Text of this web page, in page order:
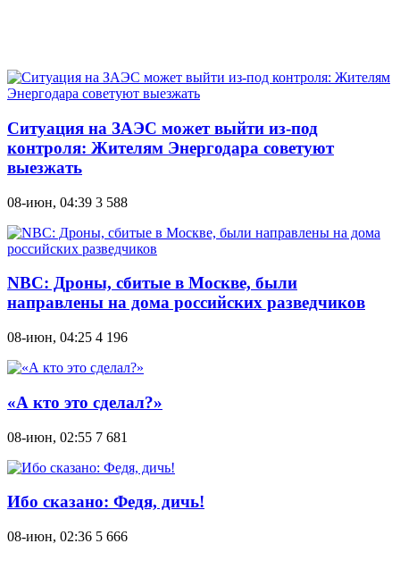
Ситуация на ЗАЭС может выйти из-под
контроля: Жителям Энергодара советуют
выезжать
08-июн, 04:39 3 588
NBC: Дроны, сбитые в Москве, были
направлены на дома российских разведчиков
08-июн, 04:25 4 196
«А кто это сделал?»
08-июн, 02:55 7 681
Ибо сказано: Федя, дичь!
08-июн, 02:36 5 666